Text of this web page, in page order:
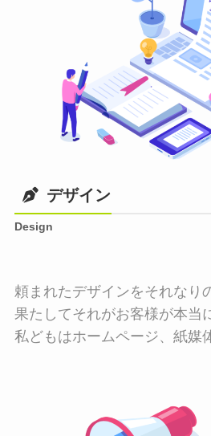
デザイン
Design
頼まれたデザインをそれなり
果たしてそれがお客様が本当
私どもはホームページ、紙媒